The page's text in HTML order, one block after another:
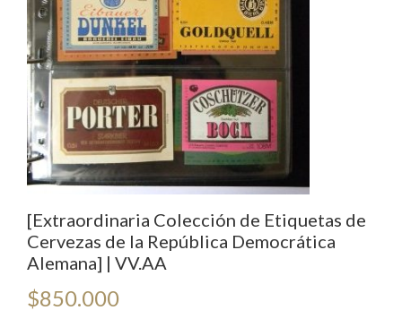
[Extraordinaria Colección de Etiquetas de
Cervezas de la República Democrática
Alemana] | VV.AA
$850.000